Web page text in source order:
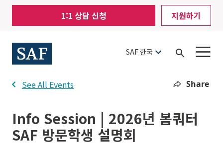
Skip
main
content
Utility
Menu
1:1 상담 신청 지원하기
SAF 한국
Open
See All Events
Share
Info Session | 2026년 봄쿼터
SAF 방문학생 설명회